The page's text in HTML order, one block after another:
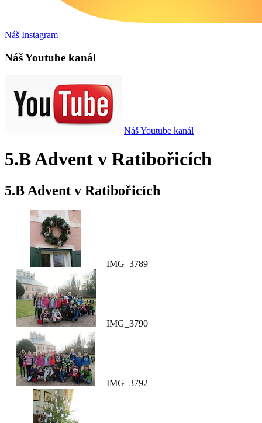
Náš Instagram
Náš Youtube kanál
Náš Youtube kanál
5.B Advent v Ratibořicích
5.B Advent v Ratibořicích
IMG_3789
IMG_3790
IMG_3792